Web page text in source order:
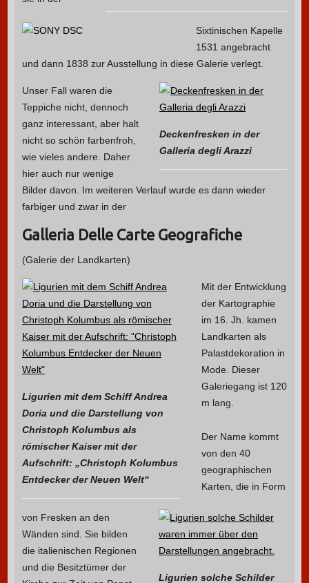
Sixtinischen Kapelle
1531 angebracht
und dann 1838 zur Ausstellung in diese Galerie verlegt.
Deckenfresken in der
Galleria degli Arazzi
Unser Fall waren die
Teppiche nicht, dennoch
ganz interessant, aber halt
nicht so schön farbenfroh,
wie vieles andere. Daher
hier auch nur wenige
Bilder davon. Im weiteren Verlauf wurde es dann wieder
farbiger und zwar in der
Galleria Delle Carte Geografiche
(Galerie der Landkarten)
Ligurien mit dem Schiff Andrea
Doria und die Darstellung von
Christoph Kolumbus als
römischer Kaiser mit der
Aufschrift: „Christoph Kolumbus
Entdecker der Neuen Welt“
Ligurien solche Schilder
Mit der Entwicklung
der Kartographie
im 16. Jh. kamen
Landkarten als
Palastdekoration in
Mode. Dieser
Galeriegang ist 120
m lang.
Der Name kommt
von den 40
geographischen
Karten, die in Form
von Fresken an den
Wänden sind. Sie bilden
die italienischen Regionen
und die Besitztümer der